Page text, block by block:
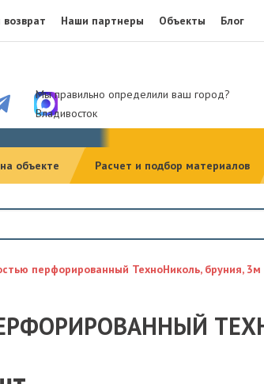
возврат Наши партнеры Объекты
Блог
Мы правильно определили ваш город?
Владивосток
объекте Расчет и подбор материалов
перфорированный ТехноНиколь, бруния, 3м